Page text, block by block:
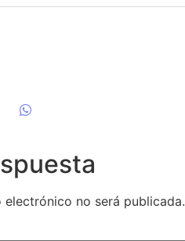
no será publicada.